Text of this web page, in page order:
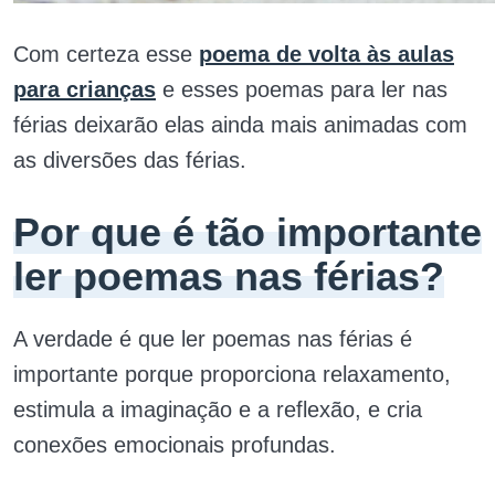
Com certeza esse poema de volta às aulas
para crianças e esses poemas para ler nas
férias deixarão elas ainda mais animadas com
as diversões das férias.
Por que é tão importante
ler poemas nas férias?
A verdade é que ler poemas nas férias é
importante porque proporciona relaxamento,
estimula a imaginação e a reflexão, e cria
conexões emocionais profundas.